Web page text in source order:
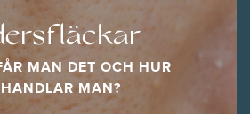
MAN DET OCH HUR
MAN?